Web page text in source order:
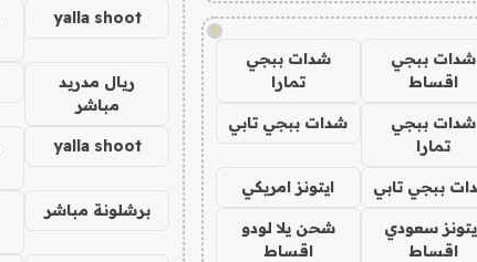
!
شدات ببجي
اقساط
شدات ببجي
تمارا
شدات ببجي
تمارا
شدات ببجي تابي
ببجي تابي ايتونز امريكي
سعودي
اقساط
شحن يلا لودو
اقساط
yalla shoot
ريال مدريد
مباشر
yalla shoot
برشلونة مباشر